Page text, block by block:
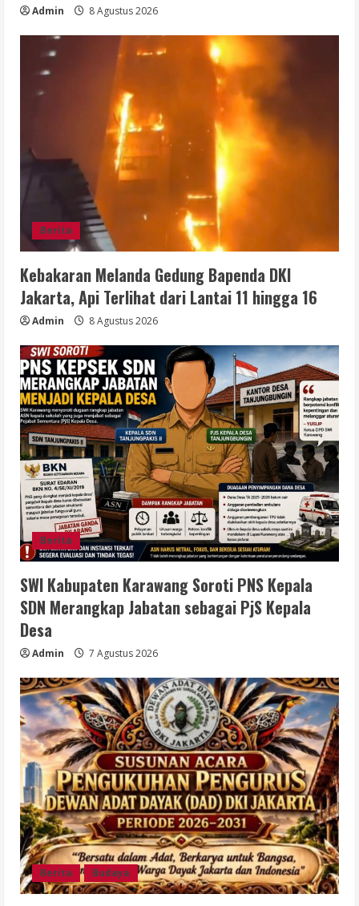
Admin 8 Agustus 2026
Berita
Kebakaran Melanda Gedung Bapenda DKI
Jakarta, Api Terlihat dari Lantai 11 hingga 16
Admin 8 Agustus 2026
Berita
SWI Kabupaten Karawang Soroti PNS Kepala
SDN Merangkap Jabatan sebagai PjS Kepala
Desa
Admin 7 Agustus 2026
Berita Budaya